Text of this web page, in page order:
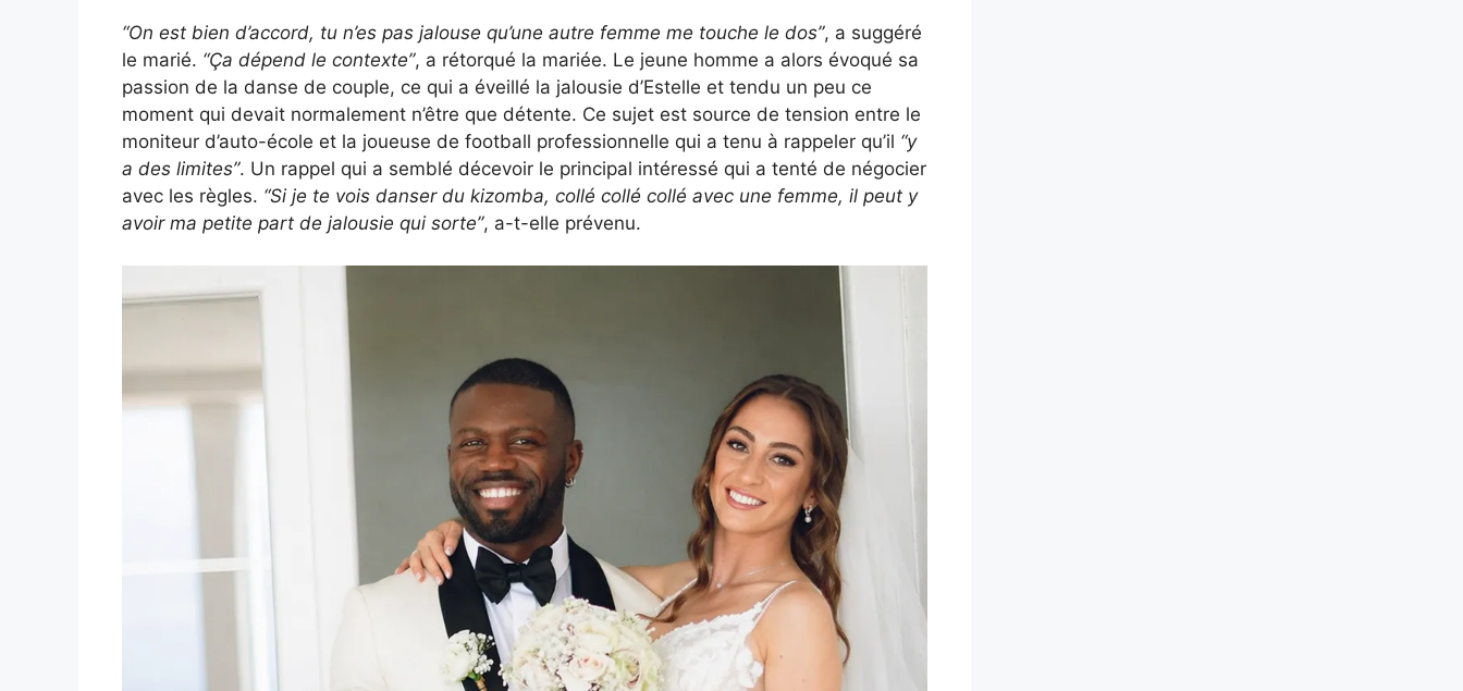
“On est bien d’accord, tu n’es pas jalouse qu’une autre femme me touche le dos”, a suggéré
le marié. “Ça dépend le contexte”, a rétorqué la mariée. Le jeune homme a alors évoqué sa
passion de la danse de couple, ce qui a éveillé la jalousie d’Estelle et tendu un peu ce
moment qui devait normalement n’être que détente. Ce sujet est source de tension entre le
moniteur d’auto-école et la joueuse de football professionnelle qui a tenu à rappeler qu’il “y
a des limites”. Un rappel qui a semblé décevoir le principal intéressé qui a tenté de négocier
avec les règles. “Si je te vois danser du kizomba, collé collé collé avec une femme, il peut y
avoir ma petite part de jalousie qui sorte”, a-t-elle prévenu.